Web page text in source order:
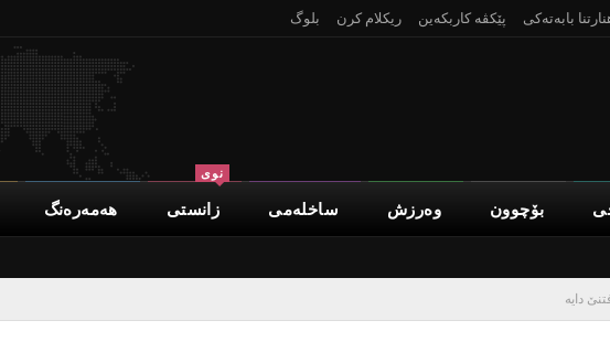
بابەتەکی پێکڤە کاربکەین ریکلام کرن بلوگ
بۆچوون وەرزش ساخلەمی زانستی
نوی
هەمەرەنگ
دایە